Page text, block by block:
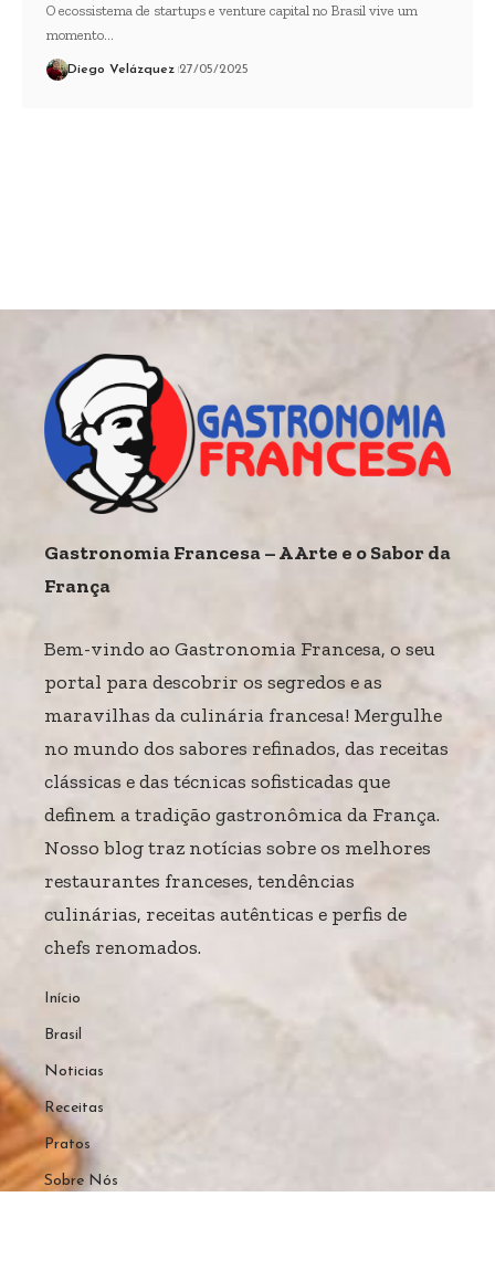
O ecossistema de startups e venture capital no Brasil vive um
momento…
Diego Velázquez 27/05/2025
Gastronomia Francesa – A Arte e o Sabor da
França
Bem-vindo ao Gastronomia Francesa, o seu
portal para descobrir os segredos e as
maravilhas da culinária francesa! Mergulhe
no mundo dos sabores refinados, das receitas
clássicas e das técnicas sofisticadas que
definem a tradição gastronômica da França.
Nosso blog traz notícias sobre os melhores
restaurantes franceses, tendências
culinárias, receitas autênticas e perfis de
chefs renomados.
Início
Brasil
Noticias
Receitas
Pratos
Sobre Nós